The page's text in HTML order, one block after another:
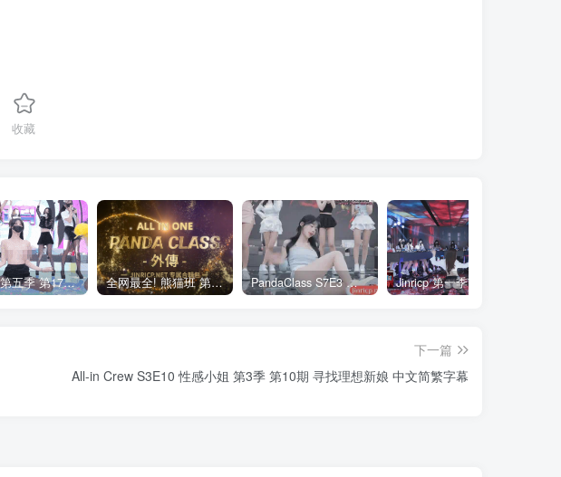
收藏
熊猫班 第五季 第17期 最终职级赛&完结 全网最全! 熊猫班 第6季 外传 SpinOff 全集 All in one 合集版 中英韩简繁字幕外挂版 PandaClass S7E3 熊猫班 第7季 第3期 二十一点日 中英韩简繁字幕
下一篇
All-in Crew S3E10 性感小姐 第3季 第10期 寻找理想新娘 中文简繁字幕